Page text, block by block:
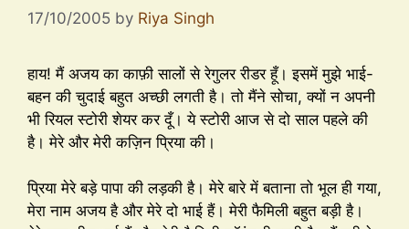
17/10/2005 by Riya Singh
हाय! मैं अजय का काफ़ी सालों से रेगुलर रीडर हूँ। इसमें मुझे भाई-
बहन की चुदाई बहुत अच्छी लगती है। तो मैंने सोचा, क्यों न अपनी
भी रियल स्टोरी शेयर कर दूँ। ये स्टोरी आज से दो साल पहले की
है। मेरे और मेरी कज़िन प्रिया की।
प्रिया मेरे बड़े पापा की लड़की है। मेरे बारे में बताना तो भूल ही गया,
मेरा नाम अजय है और मेरे दो भाई हैं। मेरी फैमिली बहुत बड़ी है।